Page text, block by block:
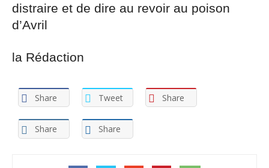
distraire et de dire au revoir au poison
d’Avril
la Rédaction
Share Tweet Share
Share Share